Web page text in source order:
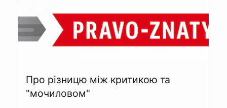
Про різницю між критикою та
"мочиловом"